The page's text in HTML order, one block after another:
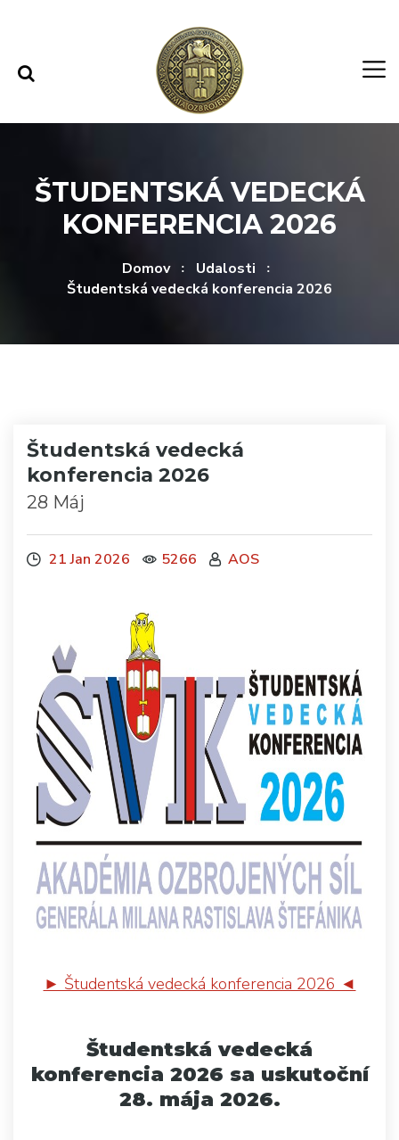
ŠTUDENTSKÁ VEDECKÁ
KONFERENCIA 2026
Domov
Udalosti
Študentská vedecká konferencia 2026
Študentská vedecká
konferencia 2026
28 Máj
21 Jan 2026 5266 AOS
► Študentská vedecká konferencia 2026 ◄
Študentská vedecká
konferencia 2026 sa uskutoční
28. mája 2026.